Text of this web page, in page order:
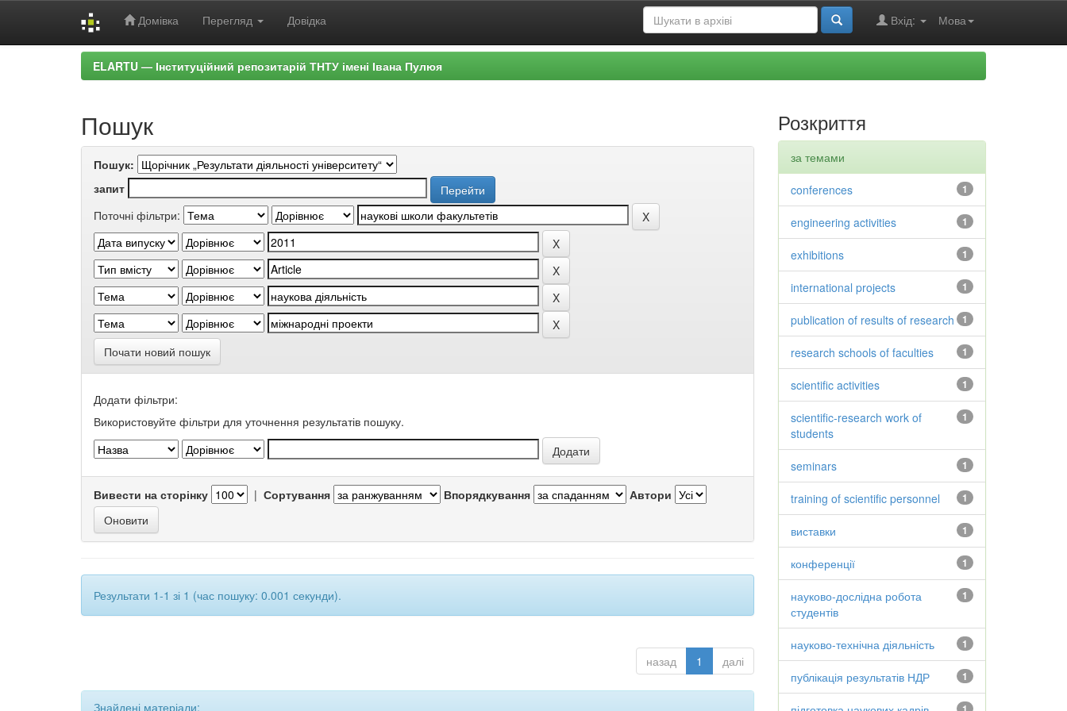
Домівка Перегляд Довідка Мова
Вхід:
ELARTU — Інституційний репозитарій ТНТУ імені Івана Пулюя
Пошук
Пошук:
запит
Поточні фільтри:
Почати новий пошук
Додати фільтри:
Використовуйте фільтри для уточнення результатів пошуку.
Вивести на сторінку | Сортування Впорядкування Автори
Результати 1-1 зі 1 (час пошуку: 0.001 секунди).
назад 1 далі
Знайдені матеріали:
Розкриття
за темами
1
conferences
1
engineering activities
1
exhibitions
1
international projects
1
publication of results of research
1
research schools of faculties
1
scientific activities
1
scientific-research work of
students
1
seminars
1
training of scientific personnel
1
виставки
1
конференції
1
науково-дослідна робота
студентів
1
науково-технічна діяльність
1
публікація результатів НДР